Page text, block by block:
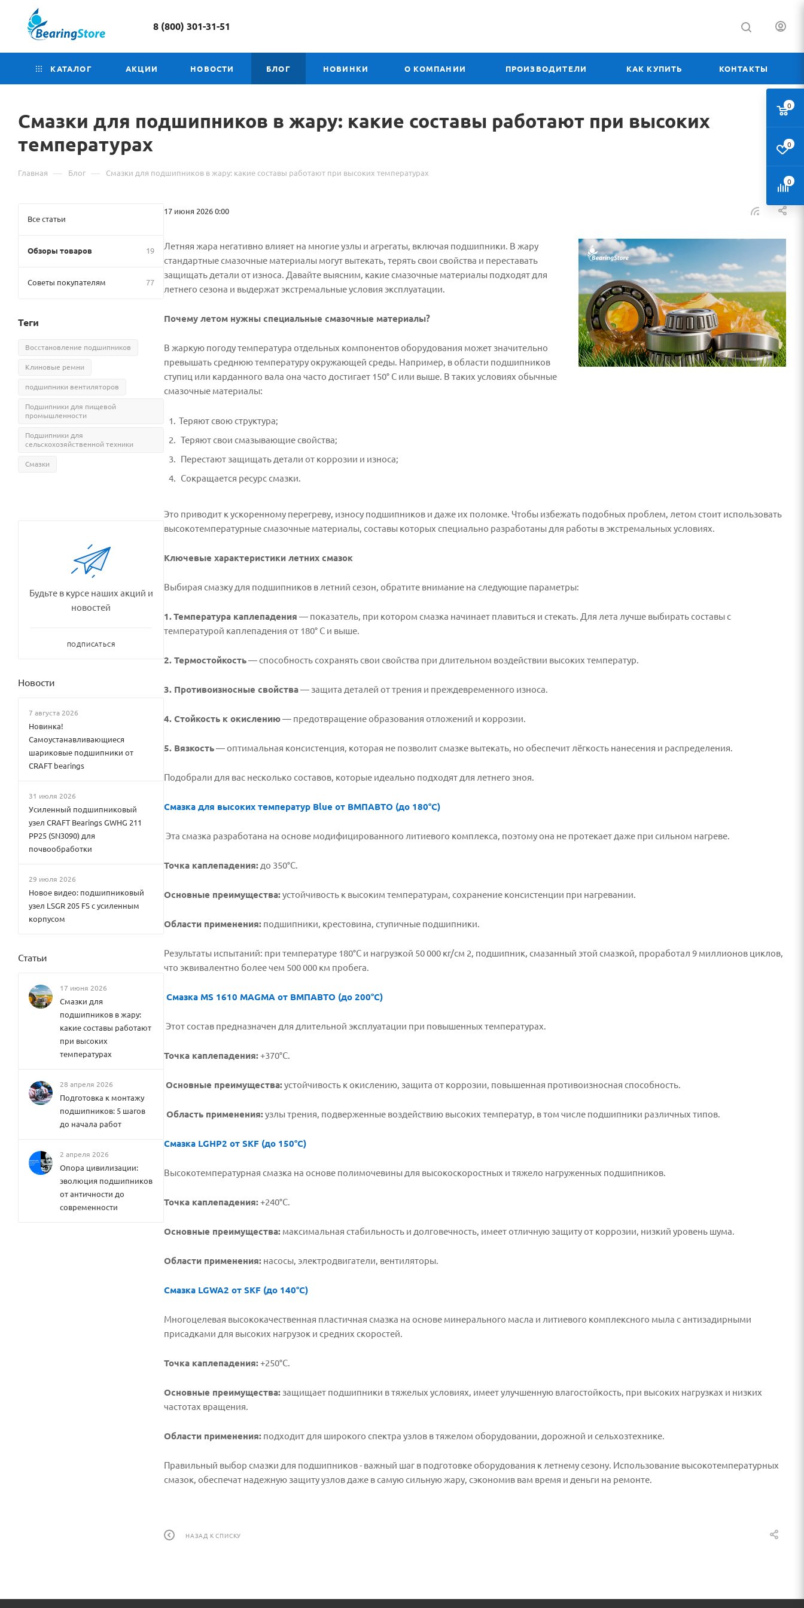
8 (800) 301-31-51
КАТАЛОГ АКЦИИ НОВОСТИ БЛОГ НОВИНКИ О КОМПАНИИ ПРОИЗВОДИТЕЛИ КАК КУПИТЬ КОНТАКТЫ
Смазки для подшипников в жару: какие составы работают при высоких
температурах
Главная — Блог — Смазки для подшипников в жару: какие составы работают при высоких температурах
17 июня 2026 0:00
Летняя жара негативно влияет на многие узлы и агрегаты, включая подшипники. В жару
стандартные смазочные материалы могут вытекать, терять свои свойства и переставать
защищать детали от износа. Давайте выясним, какие смазочные материалы подходят для
летнего сезона и выдержат экстремальные условия эксплуатации.
Почему летом нужны специальные смазочные материалы?
В жаркую погоду температура отдельных компонентов оборудования может значительно
превышать среднюю температуру окружающей среды. Например, в области подшипников
ступиц или карданного вала она часто достигает 150° C или выше. В таких условиях обычные
смазочные материалы:
Теряют свою структура;
Теряют свои смазывающие свойства;
Перестают защищать детали от коррозии и износа;
Сокращается ресурс смазки.
Это приводит к ускоренному перегреву, износу подшипников и даже их поломке. Чтобы избежать подобных проблем, летом стоит использовать
высокотемпературные смазочные материалы, составы которых специально разработаны для работы в экстремальных условиях.
Ключевые характеристики летних смазок
Выбирая смазку для подшипников в летний сезон, обратите внимание на следующие параметры:
1.Температура каплепадения — показатель, при котором смазка начинает плавиться и стекать. Для лета лучше выбирать составы с
температурой каплепадения от 180° C и выше.
2. Термостойкость— способность сохранять свои свойства при длительном воздействии высоких температур.
3. Противоизносные свойства— защита деталей от трения и преждевременного износа.
4. Стойкость к окислению— предотвращение образования отложений и коррозии.
5. Вязкость— оптимальная консистенция, которая не позволит смазке вытекать, но обеспечит лёгкость нанесения и распределения.
Подобрали для вас несколько составов, которые идеально подходят для летнего зноя.
Смазка для высоких температур Blue от BMПАВТО (до 180°C)
Эта смазка разработана на основе модифицированного литиевого комплекса, поэтому она не протекает даже при сильном нагреве.
Точка каплепадения: до 350°C.
Основные преимущества:устойчивость к высоким температурам, сохранение консистенции при нагревании.
Области применения: подшипники, крестовина, ступичные подшипники.
Результаты испытаний: при температуре 180°C и нагрузкой 50 000 кг/см 2, подшипник, смазанный этой смазкой, проработал 9 миллионов циклов,
что эквивалентно более чем 500 000 км пробега.
Смазка MS 1610 MAGMA от BMПАВТО (до 200°C)
Этот состав предназначен для длительной эксплуатации при повышенных температурах.
Точка каплепадения:+370°C.
Основные преимущества:устойчивость к окислению, защита от коррозии, повышенная противоизносная способность.
Область применения:узлы трения, подверженные воздействию высоких температур, в том числе подшипники различных типов.
Смазка LGHP2 от SKF (до 150°C)
Высокотемпературная смазка на основе полимочевины для высокоскоростных и тяжело нагруженных подшипников.
Точка каплепадения:+240°C.
Основные преимущества: максимальная стабильность и долговечность, имеет отличную защиту от коррозии, низкий уровень шума.
Области применения: насосы, электродвигатели, вентиляторы.
Смазка LGWA2 от SKF (до 140°C)
Многоцелевая высококачественная пластичная смазка на основе минерального масла и литиевого комплексного мыла с антизадирными
присадками для высоких нагрузок и средних скоростей.
Точка каплепадения:+250°C.
Основные преимущества: защищает подшипники в тяжелых условиях, имеет улучшенную влагостойкость, при высоких нагрузках и низких
частотах вращения.
Области применения: подходит для широкого спектра узлов в тяжелом оборудовании, дорожной и сельхозтехнике.
Правильный выбор смазки для подшипников - важный шаг в подготовке оборудования к летнему сезону. Использование высокотемпературных
смазок, обеспечат надежную защиту узлов даже в самую сильную жару, сэкономив вам время и деньги на ремонте.
НАЗАД К СПИСКУ
Все статьи
Обзоры товаров 19
Советы покупателям 77
Теги
Восстановление подшипников
Клиновые ремни
подшипники вентиляторов
Подшипники для пищевой
промышленности
Подшипники для
сельскохозяйственной техники
Смазки
Будьте в курсе наших акций и
новостей
ПОДПИСАТЬСЯ
Новости
7 августа 2026
Новинка!
Самоустанавливающиеся
шариковые подшипники от
CRAFT bearings
31 июля 2026
Усиленный подшипниковый
узел CRAFT Bearings GWHG 211
PP25 (SN3090) для
почвообработки
29 июля 2026
Новое видео: подшипниковый
узел LSGR 205 FS с усиленным
корпусом
Статьи
17 июня 2026
Смазки для
подшипников в жару:
какие составы работают
при высоких
температурах
28 апреля 2026
Подготовка к монтажу
подшипников: 5 шагов
до начала работ
2 апреля 2026
Опора цивилизации:
эволюция подшипников
от античности до
современности
0
0
0